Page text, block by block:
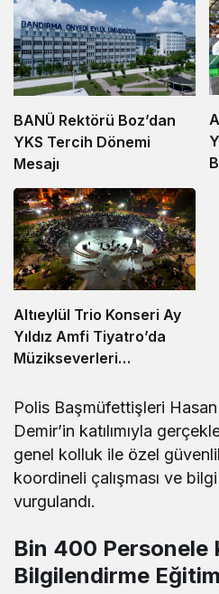
BANÜ Rektörü Boz’dan
YKS Tercih Dönemi
Mesajı
Altıeylül Trio Konseri Ay
Yıldız Amfi Tiyatro’da
Müzikseverleri
Polis Başmüfettişleri
Demir’in katılımıyla
genel kolluk ile özel
koordineli çalışması ve bilgi
vurgulandı.
Bin 400 Personele
Bilgilendirme